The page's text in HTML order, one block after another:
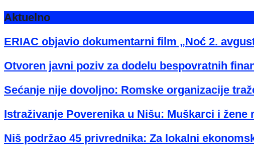
Aktuelno
ERIAC objavio dokumentarni film „Noć 2.
Otvoren javni poziv za dodelu bespovratnih
Sećanje nije dovoljno: Romske organizacije
Istraživanje Poverenika u Nišu: Muškarci i
Niš podržao 45 privrednika: Za lokalni